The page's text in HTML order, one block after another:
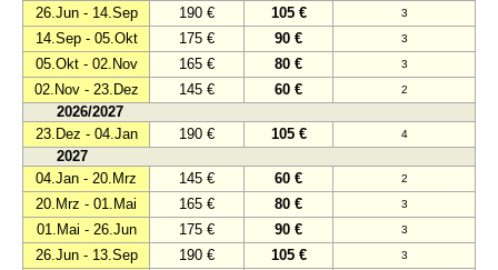
26.Jun - 14.Sep
190 € 105 € 3
14.Sep - 05.Okt 175 € 90 € 3
05.Okt - 02.Nov 165 € 80 € 3
02.Nov - 23.Dez 145 € 60 € 2
2026/2027
23.Dez - 04.Jan
190 € 105 € 4
2027
04.Jan - 20.Mrz
145 € 60 € 2
20.Mrz - 01.Mai 165 € 80 € 3
01.Mai - 26.Jun 175 € 90 € 3
26.Jun - 13.Sep 190 € 105 € 3